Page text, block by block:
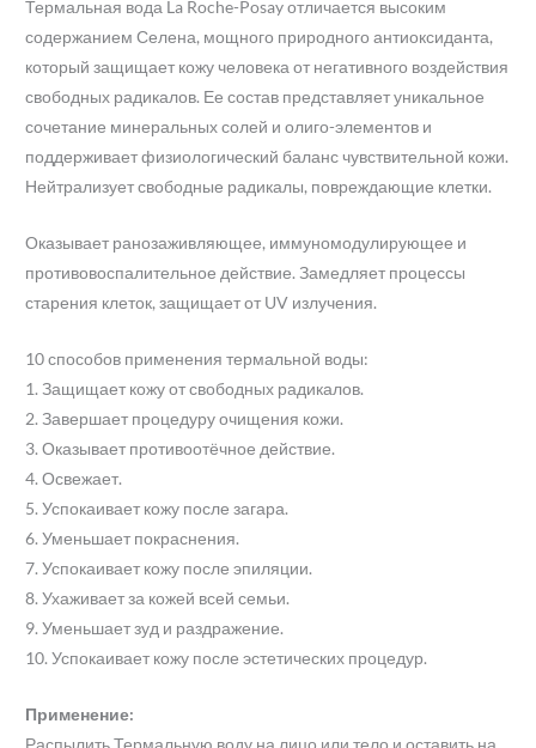
Термальная вода La Roche-Posay отличается высоким
содержанием Селена, мощного природного антиоксиданта,
который защищает кожу человека от негативного воздействия
свободных радикалов. Ее состав представляет уникальное
сочетание минеральных солей и олиго-элементов и
поддерживает физиологический баланс чувствительной кожи.
Нейтрализует свободные радикалы, повреждающие клетки.
Оказывает ранозаживляющее, иммуномодулирующее и
противовоспалительное действие. Замедляет процессы
старения клеток, защищает от UV излучения.
10 способов применения термальной воды:
1. Защищает кожу от свободных радикалов.
2. Завершает процедуру очищения кожи.
3. Оказывает противоотёчное действие.
4. Освежает.
5. Успокаивает кожу после загара.
6. Уменьшает покраснения.
7. Успокаивает кожу после эпиляции.
8. Ухаживает за кожей всей семьи.
9. Уменьшает зуд и раздражение.
10. Успокаивает кожу после эстетических процедур.
Применение:
Распылить Термальную воду на лицо или тело и оставить на